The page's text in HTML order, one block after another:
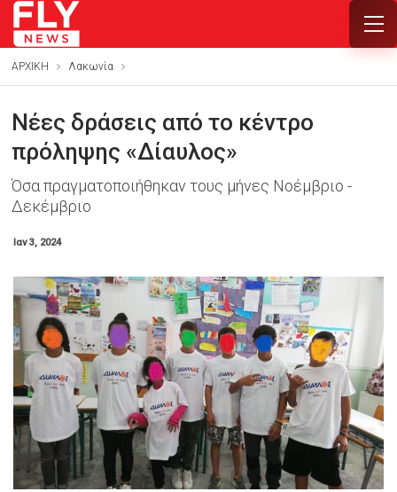
ΑΡΧΙΚΗ Λακωνία
Νέες δράσεις από το κέντρο
πρόληψης «Δίαυλος»
Όσα πραγματοποιήθηκαν τους μήνες Νοέμβριο -
Δεκέμβριο
Ιαν 3, 2024